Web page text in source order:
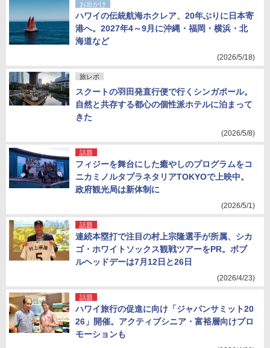
お出かけ
ハワイの伝統航海ホクレア、20年ぶりに日本寄
港へ。2027年4～9月に沖縄・福岡・横浜・北
海道など
(2026/5/18)
旅レポ
スクートの羽田発直行便で行くシンガポール。
自然と共存する都心の個性派ホテルに泊まって
きた
(2026/5/8)
話題
フィジーを舞台にした癒やしのプログラムをコ
ニカミノルタプラネタリアTOKYOで上映中。
政府観光局は新体制に
(2026/5/1)
話題
連続本塁打で注目の村上宗隆選手が所属、シカ
ゴ・ホワイトソックス観戦ツアーをPR。ボブ
ルヘッドデーは7月12日と26日
(2026/4/23)
話題
ハワイ旅行の促進に向け「ジャパンサミット20
26」開催。アクティブシニア・富裕層向けプロ
モーションも